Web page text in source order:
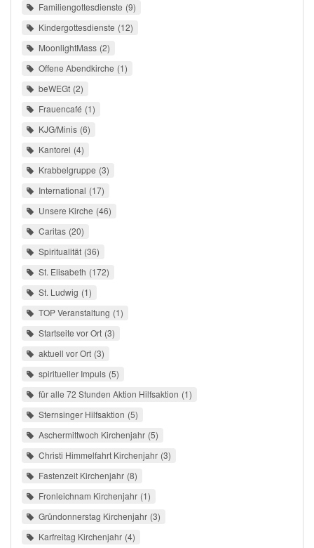
Familiengottesdienste 9
Kindergottesdienste 12
MoonlightMass 2
Offene Abendkirche 1
beWEGt 2
Frauencafé 1
KJG/Minis 6
Kantorei 4
Krabbelgruppe 3
International 17
Unsere Kirche 46
Caritas 20
Spiritualität 36
St. Elisabeth 172
St. Ludwig 1
TOP Veranstaltung 1
Startseite vor Ort 3
aktuell vor Ort 3
spiritueller Impuls 5
für alle 72 Stunden Aktion Hilfsaktion 1
Sternsinger Hilfsaktion 5
Aschermittwoch Kirchenjahr 5
Christi Himmelfahrt Kirchenjahr 3
Fastenzeit Kirchenjahr 8
Fronleichnam Kirchenjahr 1
Gründonnerstag Kirchenjahr 3
Karfreitag Kirchenjahr 4